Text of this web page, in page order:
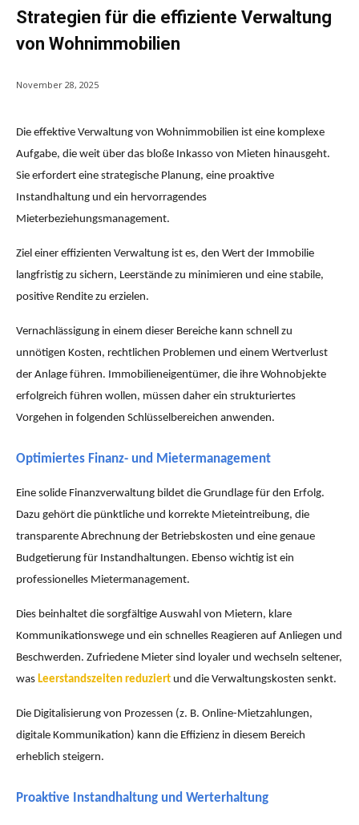
Strategien für die effiziente Verwaltung
von Wohnimmobilien
November 28, 2025
Die effektive Verwaltung von Wohnimmobilien ist eine komplexe
Aufgabe, die weit über das bloße Inkasso von Mieten hinausgeht.
Sie erfordert eine strategische Planung, eine proaktive
Instandhaltung und ein hervorragendes
Mieterbeziehungsmanagement.
Ziel einer effizienten Verwaltung ist es, den Wert der Immobilie
langfristig zu sichern, Leerstände zu minimieren und eine stabile,
positive Rendite zu erzielen.
Vernachlässigung in einem dieser Bereiche kann schnell zu
unnötigen Kosten, rechtlichen Problemen und einem Wertverlust
der Anlage führen. Immobilieneigentümer, die ihre Wohnobjekte
erfolgreich führen wollen, müssen daher ein strukturiertes
Vorgehen in folgenden Schlüsselbereichen anwenden.
Optimiertes Finanz- und Mietermanagement
Eine solide Finanzverwaltung bildet die Grundlage für den Erfolg.
Dazu gehört die pünktliche und korrekte Mieteintreibung, die
transparente Abrechnung der Betriebskosten und eine genaue
Budgetierung für Instandhaltungen. Ebenso wichtig ist ein
professionelles Mietermanagement.
Dies beinhaltet die sorgfältige Auswahl von Mietern, klare
Kommunikationswege und ein schnelles Reagieren auf Anliegen und
Beschwerden. Zufriedene Mieter sind loyaler und wechseln seltener,
was Leerstandszeiten reduziert und die Verwaltungskosten senkt.
Die Digitalisierung von Prozessen (z. B. Online-Mietzahlungen,
digitale Kommunikation) kann die Effizienz in diesem Bereich
erheblich steigern.
Proaktive Instandhaltung und Werterhaltung